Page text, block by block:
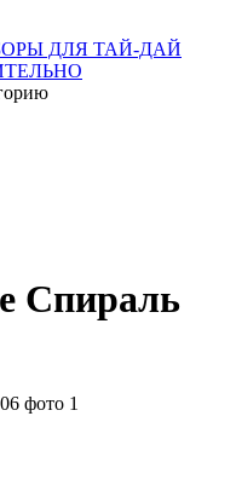
ДЛЯ ТАЙ-ДАЙ
Спираль